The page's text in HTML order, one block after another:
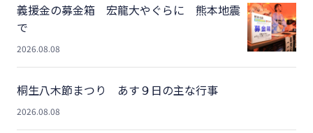
義援金の募金箱 宏龍大やぐらに 熊本地震
で
2026.08.08
桐生八木節まつり あす９日の主な行事
2026.08.08